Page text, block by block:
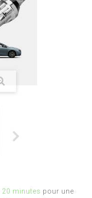
20 minutes pour une